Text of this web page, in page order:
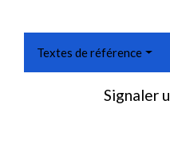
Textes de référence
Signaler